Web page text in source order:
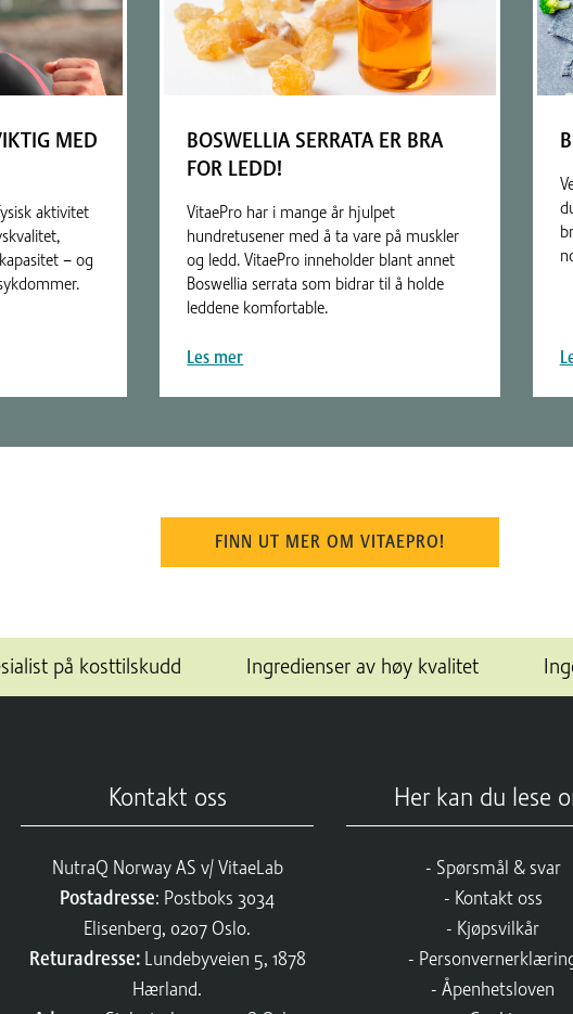
MED
aktivitet
– og
BOSWELLIA SERRATA ER BRA
FOR LEDD!
VitaePro har i mange år hjulpet
hundretusener med å ta vare på muskler
og ledd. VitaePro inneholder blant annet
Boswellia serrata som bidrar til å holde
leddene komfortable.
Les mer
FINN UT MER OM VITAEPRO!
på kosttilskudd Ingredienser av høy kvalitet
Kontakt oss
NutraQ Norway AS v/ VitaeLab
Postadresse: Postboks 3034
Elisenberg, 0207 Oslo.
Returadresse:Lundebyveien 5, 1878
Hærland.
Her kan du lese
Spørsmål & svar
Kontakt oss
Kjøpsvilkår
Åpenhetsloven